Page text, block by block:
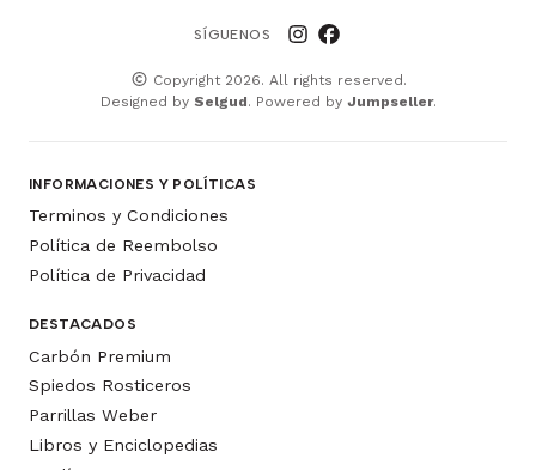
SÍGUENOS
Copyright 2026. All rights reserved.
Designed by Selgud. Powered by Jumpseller.
INFORMACIONES Y POLÍTICAS
Terminos y Condiciones
Política de Reembolso
Política de Privacidad
DESTACADOS
Carbón Premium
Spiedos Rosticeros
Parrillas Weber
Libros y Enciclopedias